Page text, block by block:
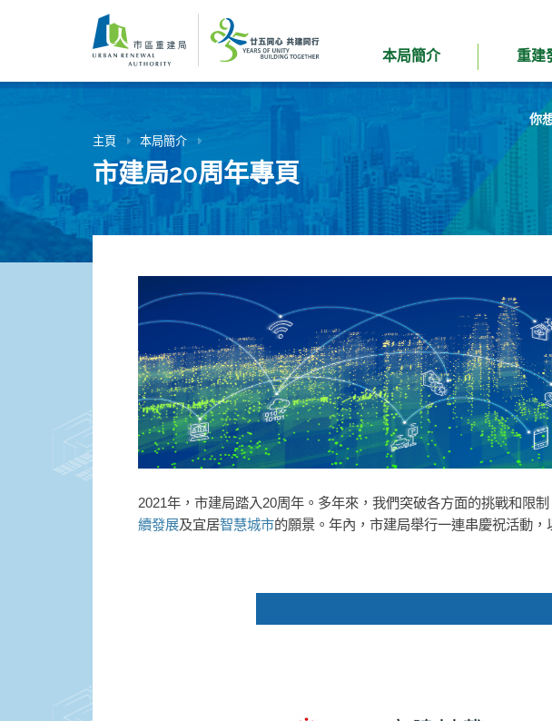
內
本局簡介 重建
你
主頁 本局簡介
市建局20周年專頁
2021年，市建局踏入20周年。多年來，我們突破各方面的挑戰和限
續發展及宜居智慧城市的願景。年內，市建局舉行一連串慶祝活動，